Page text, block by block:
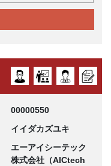
00000550
イイダカズユキ
エーアイシーテック
株式会社（AICtech